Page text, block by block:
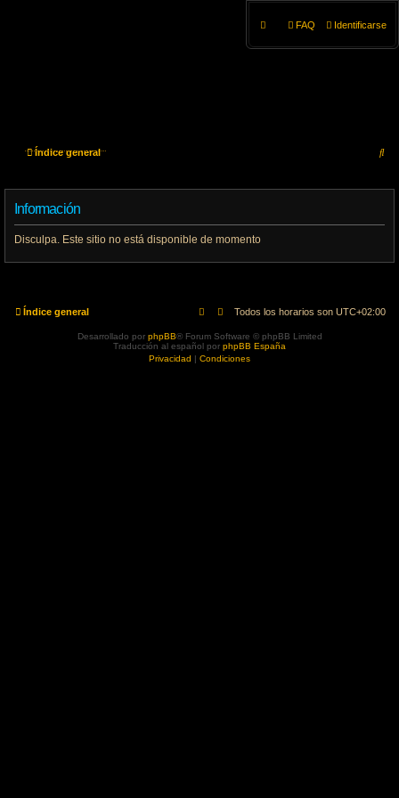
Identificarse
FAQ
Índice general
a
Información
Disculpa. Este sitio no está disponible de momento
Índice general Todos los horarios son UTC+02:00
Desarrollado por phpBB® Forum Software © phpBB Limited
Traducción al español por phpBB España
Privacidad | Condiciones